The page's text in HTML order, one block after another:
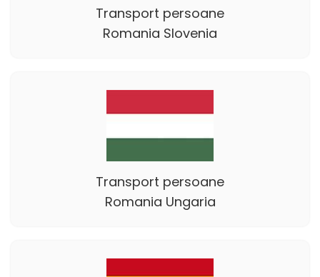
Transport persoane
Romania Slovenia
Transport persoane
Romania Ungaria